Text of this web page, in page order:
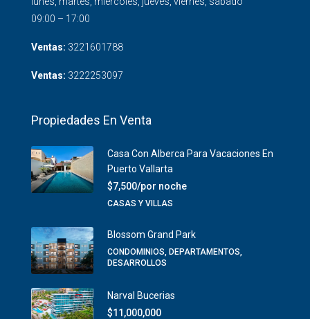
09:00 – 17:00
Ventas: 3221601788
Ventas: 3222253097
Propiedades En Venta
Casa Con Alberca Para Vacaciones En
Puerto Vallarta
$7,500/por noche
CASAS Y VILLAS
Blossom Grand Park
CONDOMINIOS, DEPARTAMENTOS,
DESARROLLOS
Narval Bucerias
$11,000,000